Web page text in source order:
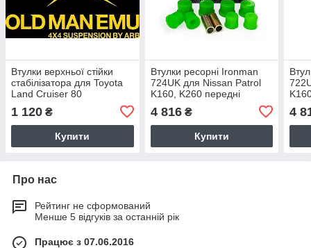
Втулки верхньої стійки
стабілізатора для Toyota
Land Cruiser 80
1 120 ₴
Купити
Втулки ресорні Ironman
724UK для Nissan Patrol
K160, K260 передні
4 816₴
Купити
4
Про нас
Рейтинг не сформований
Менше 5 відгуків за останній рік
Працює з 07.06.2016